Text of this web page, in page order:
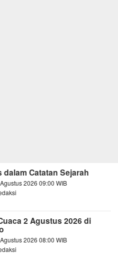
dalam Catatan Sejarah
2026 09:00 WIB
2 Agustus 2026 di
2026 08:00 WIB